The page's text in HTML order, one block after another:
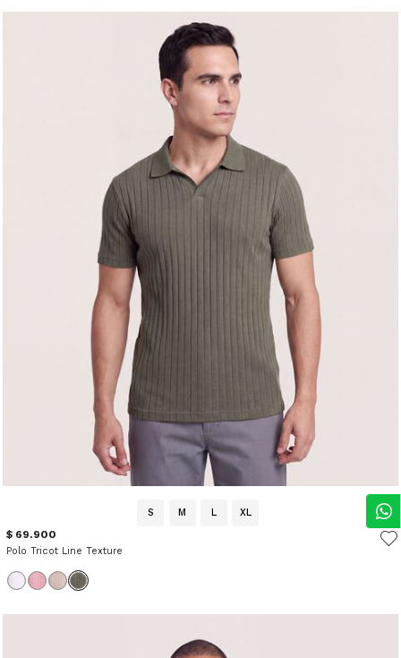
S M L XL
$ 69.900
Polo Tricot Line Texture